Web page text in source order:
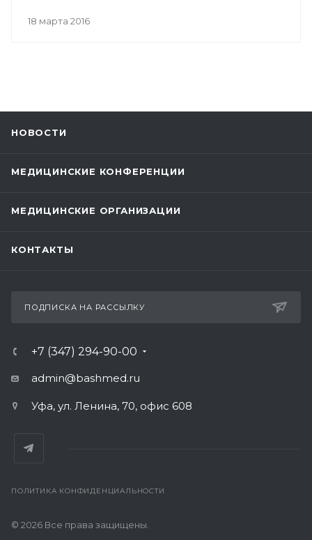
санатории», посвященная 80 – летнему юбилею
18 марта 2016
НОВОСТИ
МЕДИЦИНСКИЕ КОНФЕРЕНЦИИ
МЕДИЦИНСКИЕ ОРГАНИЗАЦИИ
КОНТАКТЫ
ПОДПИСКА НА РАССЫЛКУ
+7 (347) 294-90-00
admin@bashmed.ru
Уфа, ул. Ленина, 70, офис 608
ПОЛИТИКА КОНФИДЕНЦИАЛЬНОСТИ
© 2026 Все права защищены.